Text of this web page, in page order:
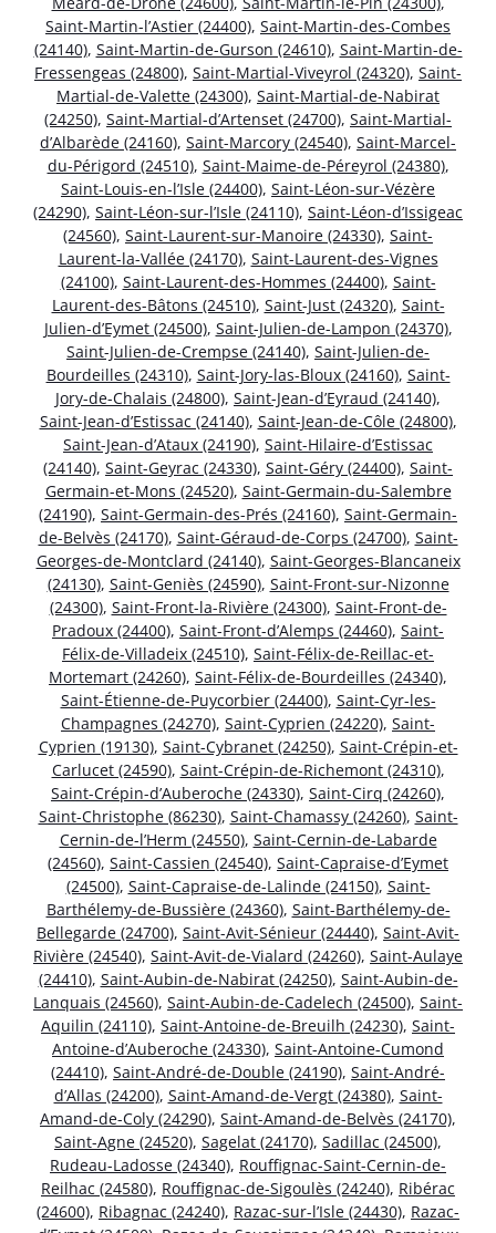
Saint-Martin-l’Astier (24400), Saint-Martin-des-Combes
(24140), Saint-Martin-de-Gurson (24610), Saint-Martin-de-
Fressengeas (24800), Saint-Martial-Viveyrol (24320), Saint-
Martial-de-Valette (24300), Saint-Martial-de-Nabirat
(24250), Saint-Martial-d’Artenset (24700), Saint-Martial-
d’Albarède (24160), Saint-Marcory (24540), Saint-Marcel-
du-Périgord (24510), Saint-Maime-de-Péreyrol (24380),
Saint-Louis-en-l’Isle (24400), Saint-Léon-sur-Vézère
(24290), Saint-Léon-sur-l’Isle (24110), Saint-Léon-d’Issigeac
(24560), Saint-Laurent-sur-Manoire (24330), Saint-
Laurent-la-Vallée (24170), Saint-Laurent-des-Vignes
(24100), Saint-Laurent-des-Hommes (24400), Saint-
Laurent-des-Bâtons (24510), Saint-Just (24320), Saint-
Julien-d’Eymet (24500), Saint-Julien-de-Lampon (24370),
Saint-Julien-de-Crempse (24140), Saint-Julien-de-
Bourdeilles (24310), Saint-Jory-las-Bloux (24160), Saint-
Jory-de-Chalais (24800), Saint-Jean-d’Eyraud (24140),
Saint-Jean-d’Estissac (24140), Saint-Jean-de-Côle (24800),
Saint-Jean-d’Ataux (24190), Saint-Hilaire-d’Estissac
(24140), Saint-Geyrac (24330), Saint-Géry (24400), Saint-
Germain-et-Mons (24520), Saint-Germain-du-Salembre
(24190), Saint-Germain-des-Prés (24160), Saint-Germain-
de-Belvès (24170), Saint-Géraud-de-Corps (24700), Saint-
Georges-de-Montclard (24140), Saint-Georges-Blancaneix
(24130), Saint-Geniès (24590), Saint-Front-sur-Nizonne
(24300), Saint-Front-la-Rivière (24300), Saint-Front-de-
Pradoux (24400), Saint-Front-d’Alemps (24460), Saint-
Félix-de-Villadeix (24510), Saint-Félix-de-Reillac-et-
Mortemart (24260), Saint-Félix-de-Bourdeilles (24340),
Saint-Étienne-de-Puycorbier (24400), Saint-Cyr-les-
Champagnes (24270), Saint-Cyprien (24220), Saint-
Cyprien (19130), Saint-Cybranet (24250), Saint-Crépin-et-
Carlucet (24590), Saint-Crépin-de-Richemont (24310),
Saint-Crépin-d’Auberoche (24330), Saint-Cirq (24260),
Saint-Christophe (86230), Saint-Chamassy (24260), Saint-
Cernin-de-l’Herm (24550), Saint-Cernin-de-Labarde
(24560), Saint-Cassien (24540), Saint-Capraise-d’Eymet
(24500), Saint-Capraise-de-Lalinde (24150), Saint-
Barthélemy-de-Bussière (24360), Saint-Barthélemy-de-
Bellegarde (24700), Saint-Avit-Sénieur (24440), Saint-Avit-
Rivière (24540), Saint-Avit-de-Vialard (24260), Saint-Aulaye
(24410), Saint-Aubin-de-Nabirat (24250), Saint-Aubin-de-
Lanquais (24560), Saint-Aubin-de-Cadelech (24500), Saint-
Aquilin (24110), Saint-Antoine-de-Breuilh (24230), Saint-
Antoine-d’Auberoche (24330), Saint-Antoine-Cumond
(24410), Saint-André-de-Double (24190), Saint-André-
d’Allas (24200), Saint-Amand-de-Vergt (24380), Saint-
Amand-de-Coly (24290), Saint-Amand-de-Belvès (24170),
Saint-Agne (24520), Sagelat (24170), Sadillac (24500),
Rudeau-Ladosse (24340), Rouffignac-Saint-Cernin-de-
Reilhac (24580), Rouffignac-de-Sigoulès (24240), Ribérac
(24600), Ribagnac (24240), Razac-sur-l’Isle (24430), Razac-